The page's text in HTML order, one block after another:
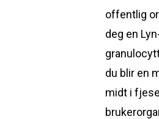
offentlig
deg en
du blir en
midt i